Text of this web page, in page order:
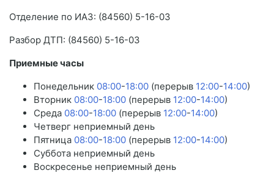
Отделение по ИАЗ: (84560) 5-16-03
Разбор ДТП: (84560) 5-16-03
Приемные часы
Понедельник 08:00-18:00 (перерыв 12:00-14:00)
Вторник 08:00-18:00 (перерыв 12:00-14:00)
Среда 08:00-18:00 (перерыв 12:00-14:00)
Четверг неприемный день
Пятница 08:00-18:00 (перерыв 12:00-14:00)
Суббота неприемный день
Воскресенье неприемный день